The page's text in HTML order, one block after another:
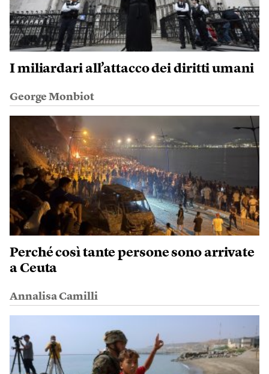
I miliardari all’attacco dei diritti umani
George Monbiot
Perché così tante persone sono arrivate
a Ceuta
Annalisa Camilli